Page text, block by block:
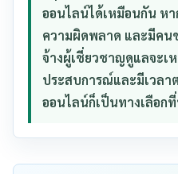
ออนไลน์ได้เหมือนกัน ห
ความผิดพลาด และมีคน
จ้างผู้เชี่ยวชาญดูแลจะเ
ประสบการณ์และมีเวลาต
ออนไลน์ก็เป็นทางเลือก